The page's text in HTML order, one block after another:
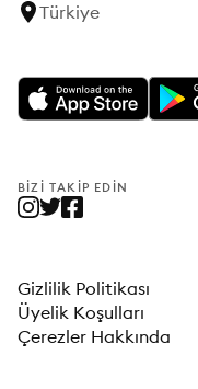
Türkiye
BIZI TAKIP EDIN
Gizlilik Politikası
Üyelik Koşulları
Çerezler Hakkında